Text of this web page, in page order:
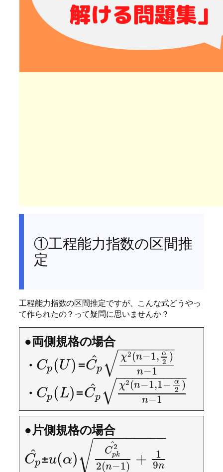
①工程能力指数の区間推
定
工程能力指数の区間推定ですが、こんな式どうやっ
て作られたの？って疑問に思いませんか？
●両側規格の場合
・ Cp (U)=Cp
^ χ2 (n−1, α
2 )
n−1
− −
−−−−−
√
・ Cp (L)=Cp
^ χ2 (n−1,1− α
2 )
n−1
− −
−−−−−−−
√
●片側規格の場合
Cp
^ ±u(α) C2
pk
^
2(n−1) +
1
9n
− −
−−−−−−−
√